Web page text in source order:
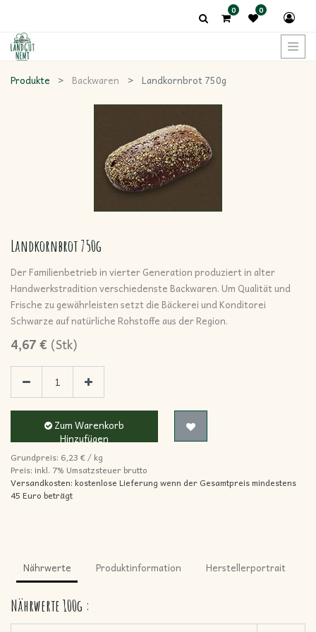
0 0
Produkte Backwaren Landkornbrot 750g
Landkornbrot 750g
Der Familienbetrieb in vierter Generation produziert in alter
Handwerkstradition verschiedenste Backwaren. Um Qualität und
Frische zu gewährleisten setzt die Bäckerei und Konditorei
Schwarze auf natürliche Rohstoffe aus der Region.
4,67€ (Stk)
Zum Warenkorb
Hinzufügen
Grundpreis: 6,23 €/ kg
Preis: inkl. 7% Umsatzsteuer brutto
Versandkosten: kostenlose Lieferung wenn der Gesamtpreis mindestens
45 Euro beträgt
Nährwerte Produktinformation Herstellerportrait
Nährwerte100g :